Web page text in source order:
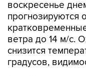
воскресенье
прогнозируются
ветра до 14 м/с.
снизится
градусов,